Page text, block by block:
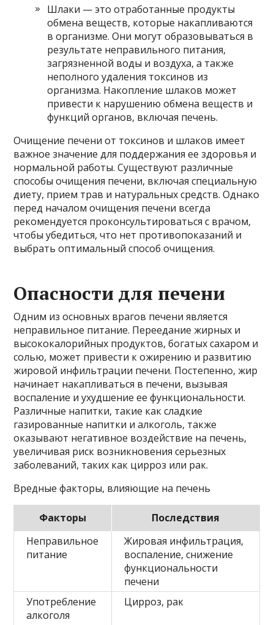
Шлаки — это отработанные продукты
обмена веществ, которые накапливаются
в организме. Они могут образовываться в
результате неправильного питания,
загрязненной воды и воздуха, а также
неполного удаления токсинов из
организма. Накопление шлаков может
привести к нарушению обмена веществ и
функций органов, включая печень.
Очищение печени от токсинов и шлаков имеет
важное значение для поддержания ее здоровья и
нормальной работы. Существуют различные
способы очищения печени, включая специальную
диету, прием трав и натуральных средств. Однако
перед началом очищения печени всегда
рекомендуется проконсультироваться с врачом,
чтобы убедиться, что нет противопоказаний и
выбрать оптимальный способ очищения.
Опасности для печени
Одним из основных врагов печени является
неправильное питание. Переедание жирных и
высококалорийных продуктов, богатых сахаром и
солью, может привести к ожирению и развитию
жировой инфильтрации печени. Постепенно, жир
начинает накапливаться в печени, вызывая
воспаление и ухудшение ее функциональности.
Различные напитки, такие как сладкие
газированные напитки и алкоголь, также
оказывают негативное воздействие на печень,
увеличивая риск возникновения серьезных
заболеваний, таких как цирроз или рак.
Вредные факторы, влияющие на печень
Факторы
Последствия
Неправильное
питание
Жировая инфильтрация,
воспаление, снижение
функциональности
печени
Употребление
алкоголя
Цирроз, рак